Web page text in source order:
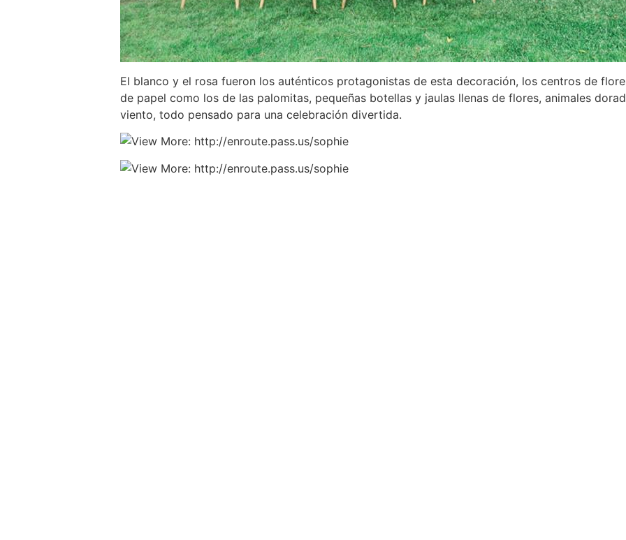
El blanco y el rosa fueron los auténticos protagonistas de esta decoración, los centros de
de papel como los de las palomitas, pequeñas botellas y jaulas llenas de flores, animales
viento, todo pensado para una celebración divertida.